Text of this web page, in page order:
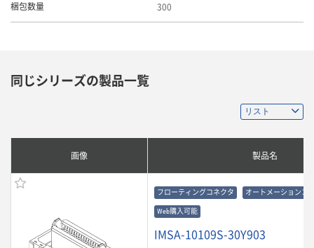
梱包数量 300
同じシリーズの製品一覧
画像 製品名
フローティングコネクタ オートメーションコ
Web購入可能
IMSA-10109S-30Y903